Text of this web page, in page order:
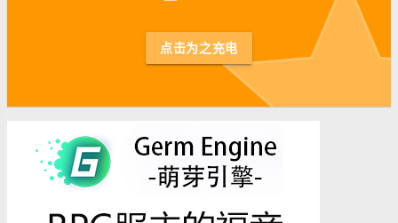
点击为之充电